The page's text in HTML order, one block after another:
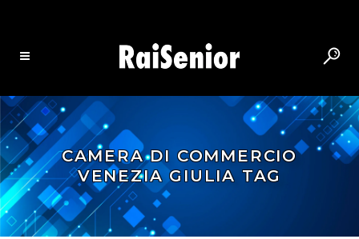
CAMERA DI COMMERCIO
VENEZIA GIULIA TAG